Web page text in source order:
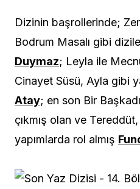
Dizinin başrollerinde;
Bodrum Masalı gibi
Duymaz; Leyla ile
Cinayet Süsü, Ayla gibi
Atay; en son Bir
çıkmış olan ve
yapımlarda rol almış